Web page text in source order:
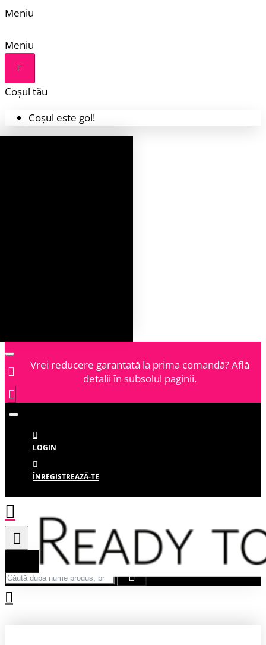
Meniu
Meniu
Coșul tău
Coșul este gol!
Vrei reducere garantată la prima comandă? Află
detalii în subsolul paginii.
LOGIN
ÎNREGISTREAZĂ-TE
Căută după nume produs, brand...